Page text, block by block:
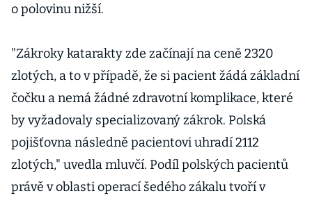
o polovinu nižší.
"Zákroky katarakty zde začínají na ceně 2320
zlotých, a to v případě, že si pacient žádá základní
čočku a nemá žádné zdravotní komplikace, které
by vyžadovaly specializovaný zákrok. Polská
pojišťovna následně pacientovi uhradí 2112
zlotých," uvedla mluvčí. Podíl polských pacientů
právě v oblasti operací šedého zákalu tvoří v